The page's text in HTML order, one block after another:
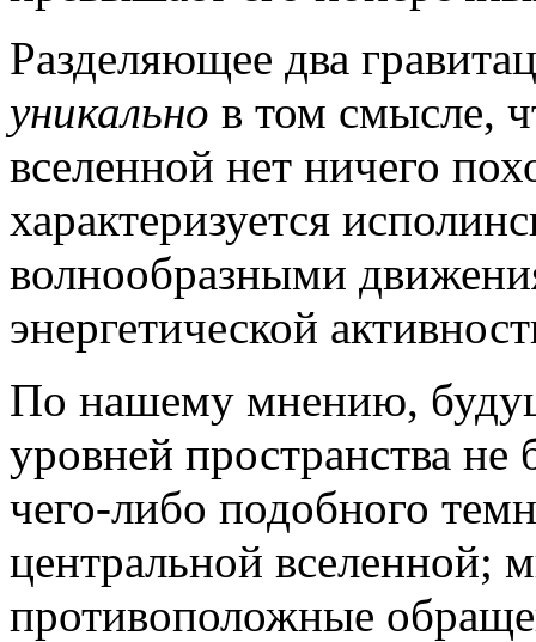
Разделяющее два
уникально в том смысле,
вселенной нет ничего
характеризуется
волнообразными
энергетической
По нашему мнению,
уровней пространства не
чего-либо подобного
центральной вселенной;
противоположные